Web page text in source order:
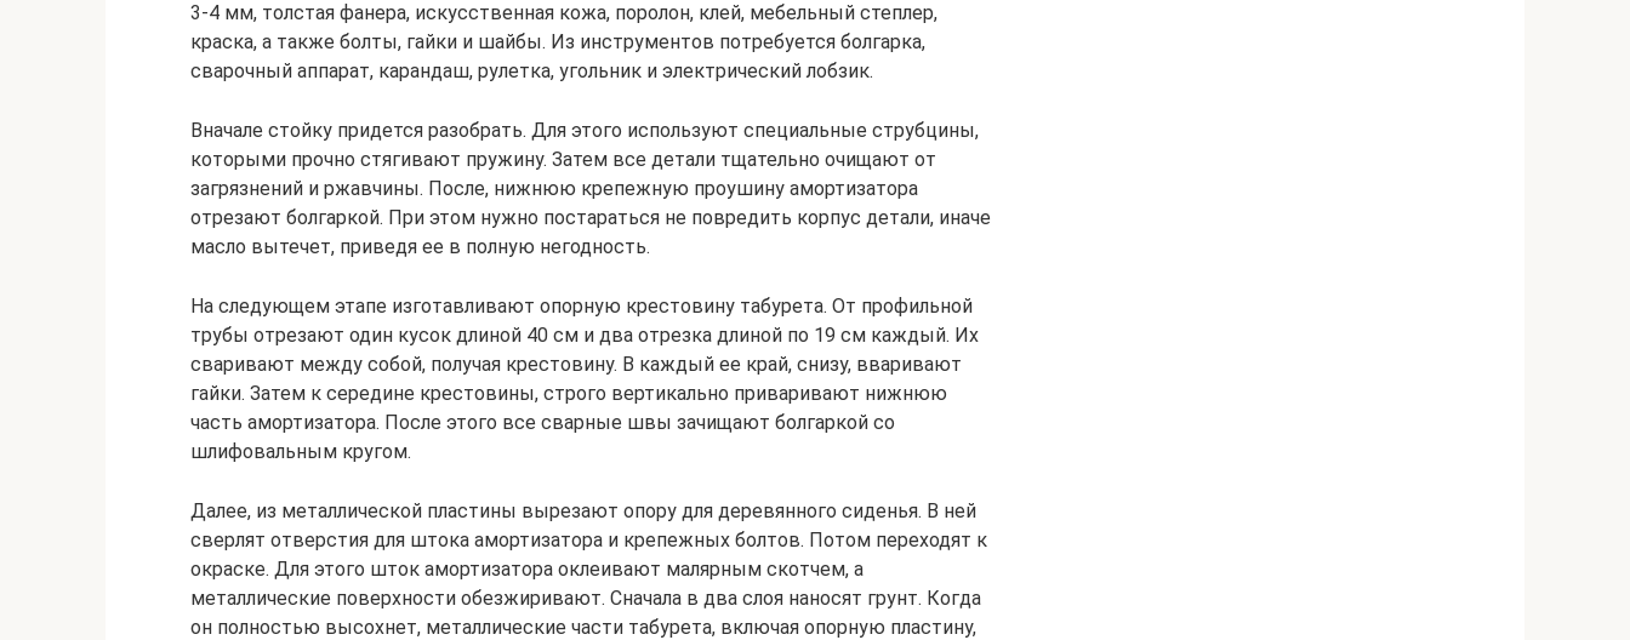
3-4 мм, толстая фанера, искусственная кожа, поролон, клей, мебельный степлер,
краска, а также болты, гайки и шайбы. Из инструментов потребуется болгарка,
сварочный аппарат, карандаш, рулетка, угольник и электрический лобзик.
Вначале стойку придется разобрать. Для этого используют специальные струбцины,
которыми прочно стягивают пружину. Затем все детали тщательно очищают от
загрязнений и ржавчины. После, нижнюю крепежную проушину амортизатора
отрезают болгаркой. При этом нужно постараться не повредить корпус детали, иначе
масло вытечет, приведя ее в полную негодность.
На следующем этапе изготавливают опорную крестовину табурета. От профильной
трубы отрезают один кусок длиной 40 см и два отрезка длиной по 19 см каждый. Их
сваривают между собой, получая крестовину. В каждый ее край, снизу, вваривают
гайки. Затем к середине крестовины, строго вертикально приваривают нижнюю
часть амортизатора. После этого все сварные швы зачищают болгаркой со
шлифовальным кругом.
Далее, из металлической пластины вырезают опору для деревянного сиденья. В ней
сверлят отверстия для штока амортизатора и крепежных болтов. Потом переходят к
окраске. Для этого шток амортизатора оклеивают малярным скотчем, а
металлические поверхности обезжиривают. Сначала в два слоя наносят грунт. Когда
он полностью высохнет, металлические части табурета, включая опорную пластину,